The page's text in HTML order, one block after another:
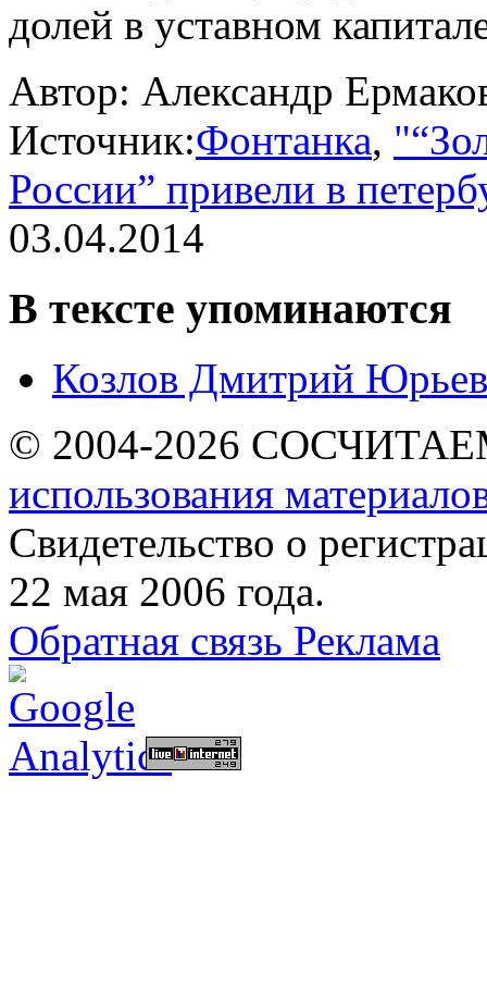
долей в уставном
Автор: Александр
Источник:Фонтанка,
России” привели в
03.04.2014
В тексте упоминаются
Козлов Дмитрий
© 2004-2026
использования
Свидетельство о
22 мая 2006 года.
Обратная связь Реклама